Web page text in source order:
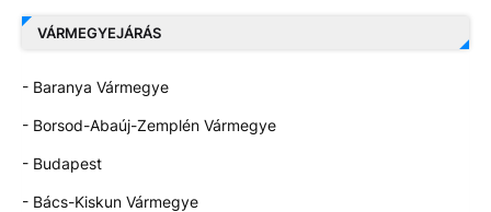
VÁRMEGYEJÁRÁS
- Baranya Vármegye
- Borsod-Abaúj-Zemplén Vármegye
- Budapest
- Bács-Kiskun Vármegye